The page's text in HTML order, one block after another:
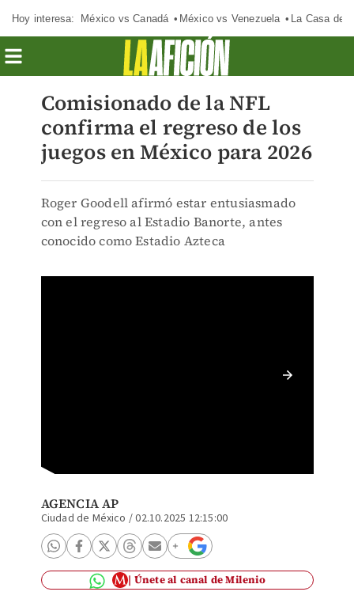
Hoy interesa: México vs Canadá México vs Venezuela La Casa de
Comisionado de la NFL
confirma el regreso de los
juegos en México para 2026
Roger Goodell afirmó estar entusiasmado
con el regreso al Estadio Banorte, antes
conocido como Estadio Azteca
AGENCIA AP
Ciudad de México /02.10.2025 12:15:00
Únete al canal de Milenio